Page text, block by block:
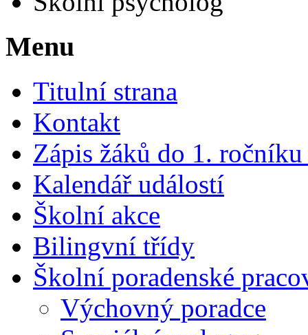
Menu
Titulní strana
Kontakt
Zápis žáků do 1.
Kalendář událostí
Školní akce
Bilingvní třídy
Školní poradenské
Výchovný poradce